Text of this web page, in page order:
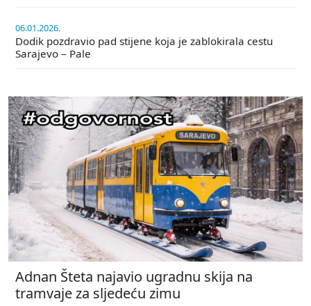
06.01.2026.
Dodik pozdravio pad stijene koja je zablokirala cestu
Sarajevo – Pale
Adnan Šteta najavio ugradnu skija na
tramvaje za sljedeću zimu